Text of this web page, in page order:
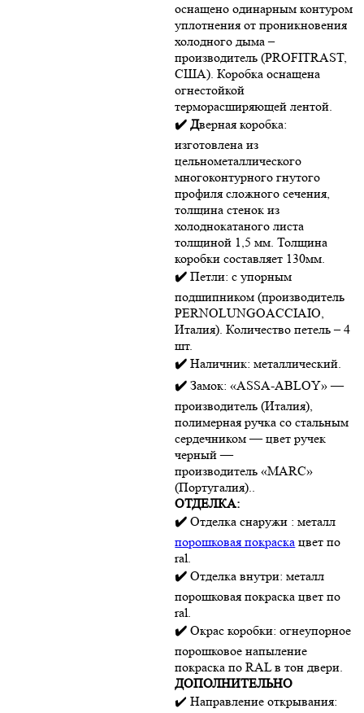
оснащено одинарным контуром
уплотнения от проникновения
холодного дыма –
производитель (PROFITRAST,
США). Коробка оснащена
огнестойкой
терморасширяющей лентой.
✔️ Дверная коробка:
изготовлена из
цельнометаллического
многоконтурного гнутого
профиля сложного сечения,
толщина стенок из
холоднокатаного листа
толщиной 1,5 мм. Толщина
коробки составляет 130мм.
✔️Петли: с упорным
подшипником (производитель
PERNOLUNGOACCIAIO,
Италия). Количество петель – 4
шт.
✔️Наличник: металлический.
✔️Замок: «ASSA-ABLOY» —
производитель (Италия),
полимерная ручка со стальным
сердечником — цвет ручек
черный —
производитель «MARC»
(Португалия)..
ОТДЕЛКА:
✔️Отделка снаружи : металл
порошковая покраска цвет по
ral.
✔️ Отделка внутри: металл
порошковая покраска цвет по
ral.
✔️Окрас коробки: огнеупорное
порошковое напыление
покраска по RAL в тон двери.
ДОПОЛНИТЕЛЬНО
✔️ Направление открывания: